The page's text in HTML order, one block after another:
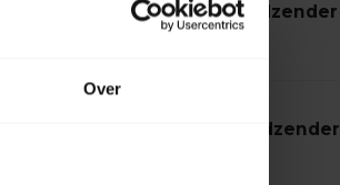
Over
Cherubini POP 1-kanaals handzender
Cherubini POP 7-kanaals handzender